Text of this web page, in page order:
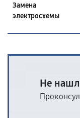
Замена
электросхемы
Не